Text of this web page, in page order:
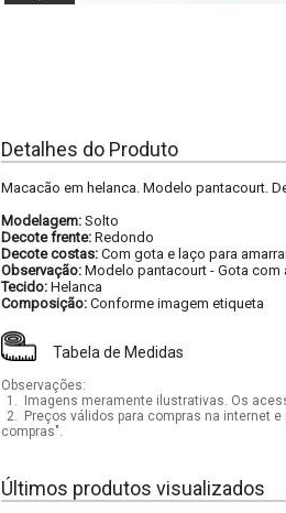
Detalhes do Produto
Macacão em helanca. Modelo pantacourt.
Modelagem: Solto
Decote frente: Redondo
Decote costas: Com gota e laço para
Observação: Modelo pantacourt - Gota com
Tecido: Helanca
Composição: Conforme imagem etiqueta
Tabela de Medidas
Observações:
1.
Imagens meramente ilustrativas. Os
2.
Preços válidos para compras na internet
compras".
Últimos produtos visualizados